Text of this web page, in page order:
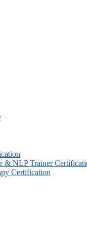
& NLP Trainer
Certification